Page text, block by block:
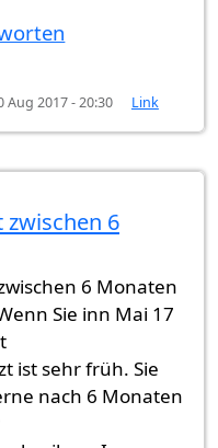
Aug 2017 - 20:30 Link
zwischen 6
6 Monaten
Sie inn Mai 17
ist sehr früh. Sie
nach 6 Monaten